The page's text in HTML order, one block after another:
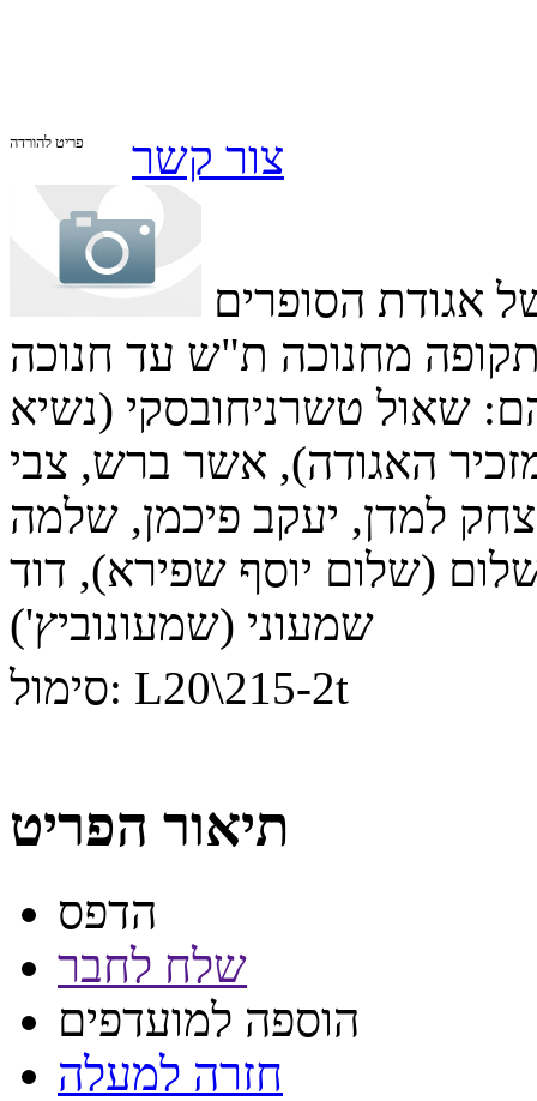
פריט להורדה צור קשר
אגודת הסופרים
מחנוכה ת"ש עד חנוכה
ביניהם: שאול טשרניחובסקי (נשיא
האגודה), אשר ברש, צבי
למדן, יעקב פיכמן, שלמה
(שלום יוסף שפירא), דוד
שמעוני (שמעונוביץ')
סימול: L20\215-2t
תיאור הפריט
הדפס
שלח לחבר
הוספה למועדפים
חזרה למעלה